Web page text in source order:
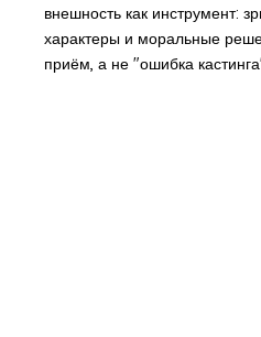
внешность как инструмент:
характеры и моральные
приём, а не "ошибка